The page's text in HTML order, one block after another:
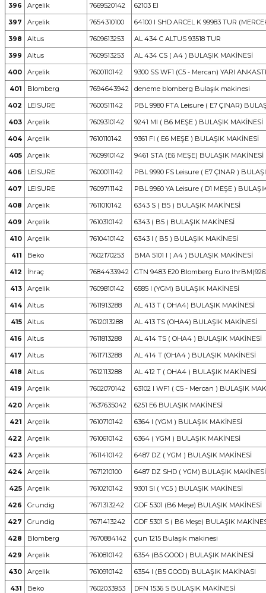
396
Arçelik 7669520142
62103 EI
397
Arçelik 7654310100
64100 I SHD ARCEL K 99983 TUR
398
Altus 7609613253
AL 434 C ALTUS 93518 TUR
399
Altus 7609513253
AL 434 CS ( A4 ) BULAŞIK MAKİNESİ
400
Arçelik 7600110142
9300 SS WF1 (C5 - Mercan) YARI
401
Blomberg 7694643942
deneme blomberg Bulaşık makinesi
402
LEISURE 7600511142
PBL 9980 FTA Leisure ( E7 ÇINAR)
403
Arçelik 7609310142
9241 MI ( B6 MEŞE ) BULAŞIK MAKİNESİ
404
Arçelik 7610110142
9361 FI ( E6 MEŞE ) BULAŞIK MAKİNESİ
405
Arçelik 7609910142
9461 STA (E6 MEŞE) BULAŞIK MAKİNESİ
406
LEISURE 7600011142
PBL 9990 FS Leisure ( E7 ÇINAR )
407
LEISURE 7609711142
PBL 9960 YA Leisure ( D1 MEŞE )
408
Arçelik 7611010142
6343 S ( B5 ) BULAŞIK MAKİNESİ
409
Arçelik 7610310142
6343 ( B5 ) BULAŞIK MAKİNESİ
410
Arçelik 7610410142
6343 I ( B5 ) BULAŞIK MAKİNESİ
411
Beko 7602170253
BMA 5101 I ( A4 ) BULAŞIK MAKİNESİ
412
İhraç 7684433942
GTN 9483 E20 Blomberg Euro
413
Arçelik 7609810142
6585 I (YGM) BULAŞIK MAKİNESİ
414
Altus 7611913288
AL 413 T ( OHA4) BULAŞIK MAKİNESİ
415
Altus 7612013288
AL 413 TS (OHA4) BULAŞIK MAKİNESİ
416
Altus 7611813288
AL 414 TS ( OHA4 ) BULAŞIK MAKİNESİ
417
Altus 7611713288
AL 414 T (OHA4 ) BULAŞIK MAKİNESİ
418
Altus 7612113288
AL 412 T ( OHA4 ) BULAŞIK MAKİNESİ
419
Arçelik 7602070142
63102 I WF1 ( C5 - Mercan ) BULAŞIK
420
Arçelik 7637635042
6251 E6 BULAŞIK MAKİNESİ
421
Arçelik 7610710142
6364 I (YGM ) BULAŞIK MAKİNESİ
422
Arçelik 7610610142
6364 ( YGM ) BULAŞIK MAKİNESİ
423
Arçelik 7611410142
6487 DZ ( YGM ) BULAŞIK MAKİNESİ
424
Arçelik 7671210100
6487 DZ SHD ( YGM) BULAŞIK MAKİNESİ
425
Arçelik 7610210142
9301 SI ( YC5 ) BULAŞIK MAKİNESİ
426
Grundig 7671313242
GDF 5301 (B6 Meşe) BULAŞIK MAKİNESİ
427
Grundig 7671413242
GDF 5301 S ( B6 Meşe) BULAŞIK
428
Blomberg 7670884142
çun 1215 Bulaşık makinesi
429
Arçelik 7610810142
6354 (B5 GOOD ) BULAŞIK MAKİNESİ
430
Arçelik 7610910142
6354 I (B5 GOOD) BULAŞIK MAKİNASI
431
Beko 7602033953
DFN 1536 S BULAŞIK MAKİNESİ